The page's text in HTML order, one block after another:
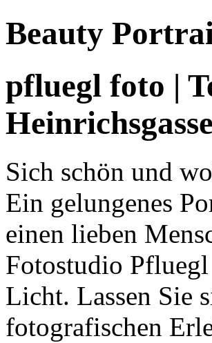
Beauty
pfluegl foto |
Sich schön und
Ein gelungenes
einen lieben
Fotostudio
Licht. Lassen Sie
fotografischen